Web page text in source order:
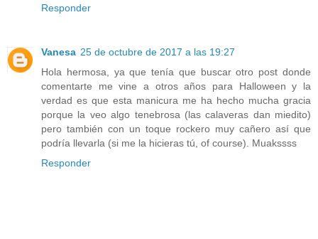
Responder
Vanesa 25 de octubre de 2017 a las 19:27
Hola hermosa, ya que tenía que buscar otro post donde
comentarte me vine a otros años para Halloween y la
verdad es que esta manicura me ha hecho mucha gracia
porque la veo algo tenebrosa (las calaveras dan miedito)
pero también con un toque rockero muy cañero así que
podría llevarla (si me la hicieras tú, of course). Muakssss
Responder